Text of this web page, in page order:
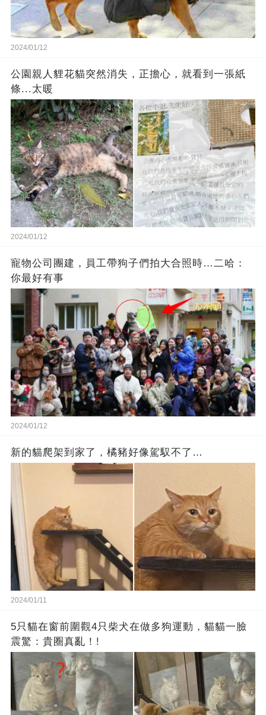
2024/01/12
公園親人貍花貓突然消失，正擔心，就看到一張紙
條...太暖
2024/01/12
寵物公司團建，員工帶狗子們拍大合照時…二哈：
你最好有事
2024/01/12
新的貓爬架到家了，橘豬好像駕馭不了…
2024/01/11
5只貓在窗前圍觀4只柴犬在做多狗運動，貓貓一臉
震驚：貴圈真亂！!